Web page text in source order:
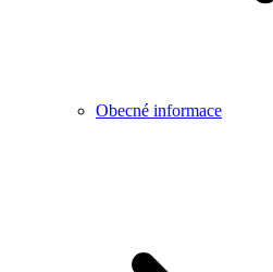
Obecné informace